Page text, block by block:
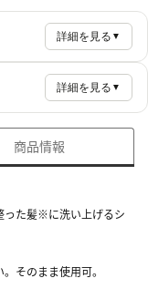
詳細を見る ▼
詳細を見る ▼
商品情報
った髪※に洗い上げるシ
そのまま使用可。